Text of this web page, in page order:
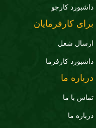
داشبورد کارجو
برای کارفرمایان
ارسال شغل
داشبورد کارفرما
درباره ما
تماس با ما
درباره ما